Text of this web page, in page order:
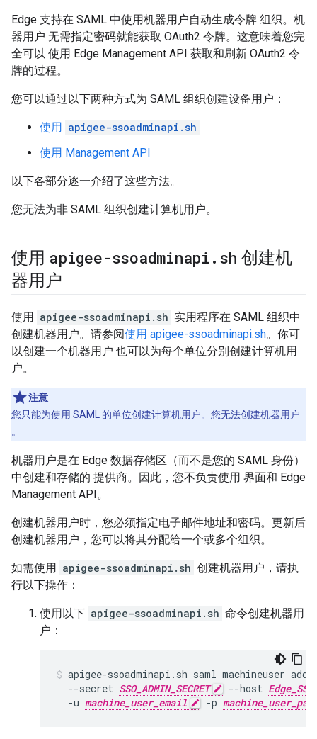
Edge 支持在 SAML 中使用机器用户自动生成令牌 组织。机
器用户 无需指定密码就能获取 OAuth2 令牌。这意味着您完
全可以 使用 Edge Management API 获取和刷新 OAuth2 令
牌的过程。
您可以通过以下两种方式为 SAML 组织创建设备用户：
使用 apigee-ssoadminapi.sh
使用 Management API
以下各部分逐一介绍了这些方法。
您无法为非 SAML 组织创建计算机用户。
使用 apigee-ssoadminapi . sh 创建机
器用户
使用 apigee-ssoadminapi.sh 实用程序在 SAML 组织中
创建机器用户。请参阅使用 apigee-ssoadminapi.sh。你可
以创建一个机器用户 也可以为每个单位分别创建计算机用
户。
注意
您只能为使用 SAML 的单位创建计算机用户。您无法创建机器用户
。
机器用户是在 Edge 数据存储区（而不是您的 SAML 身份）
中创建和存储的 提供商。因此，您不负责使用 界面和 Edge
Management API。
创建机器用户时，您必须指定电子邮件地址和密码。更新后
创建机器用户，您可以将其分配给一个或多个组织。
如需使用 apigee-ssoadminapi.sh 创建机器用户，请执
行以下操作：
使用以下 apigee-ssoadminapi.sh 命令创建机器用
户：
apigee-ssoadminapi.sh saml machineuser
  --secret
SSO_ADMIN_SECRET --host
  -u
machine_user_email -p